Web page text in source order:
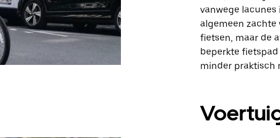
vanwege
algemeen zachte
fietsen, maar de
beperkte
minder praktisch